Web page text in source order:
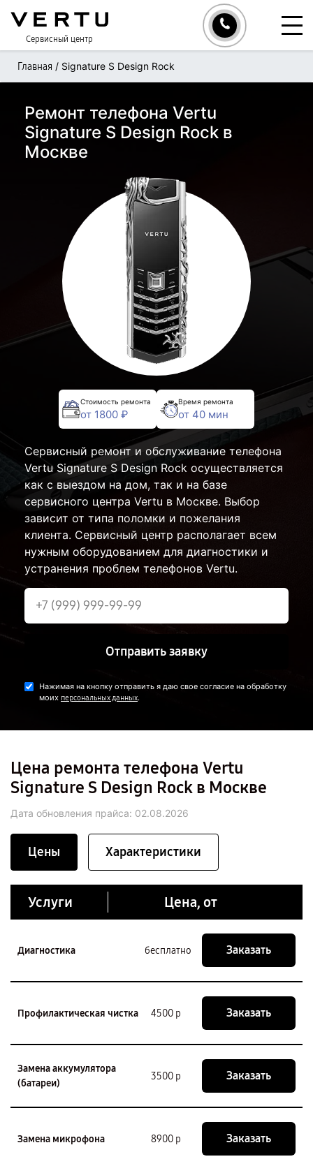
Сервисный центр
Главная / Signature S Design Rock
Ремонт телефона Vertu
Signature S Design Rock в
Москве
Стоимость ремонта
от 1800 ₽
Время ремонта
от 40 мин
Сервисный ремонт и обслуживание телефона
Vertu Signature S Design Rock осуществляется
как с выездом на дом, так и на базе
сервисного центра Vertu в Москве. Выбор
зависит от типа поломки и пожелания
клиента. Сервисный центр располагает всем
нужным оборудованием для диагностики и
устранения проблем телефонов Vertu.
Отправить заявку
Нажимая на кнопку отправить я даю свое согласие на обработку
моих персональных данных.
Цена ремонта телефона Vertu
Signature S Design Rock в Москве
Дата обновления прайса: 02.08.2026
Цены Характеристики
Услуги Цена, от
Диагностика бесплатно Заказать
Профилактическая чистка 4500 р Заказать
Замена аккумулятора
(батареи)
3500 р Заказать
Замена микрофона 8900 р Заказать